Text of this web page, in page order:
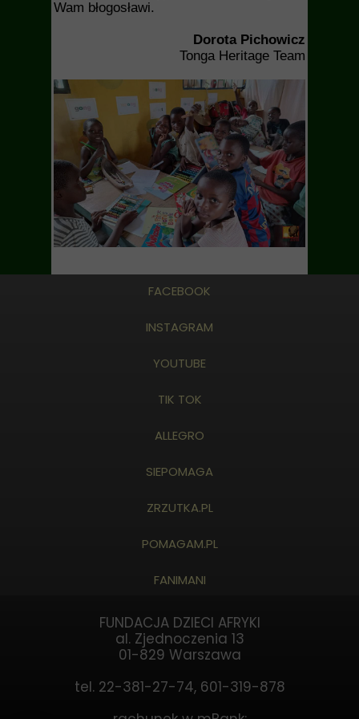
Wam błogosławi.
Dorota Pichowicz
Tonga Heritage Team
FACEBOOK
INSTAGRAM
YOUTUBE
TIK TOK
ALLEGRO
SIEPOMAGA
ZRZUTKA.PL
POMAGAM.PL
FANIMANI
FUNDACJA DZIECI AFRYKI
al. Zjednoczenia 13
01-829 Warszawa
tel. 22-381-27-74, 601-319-878